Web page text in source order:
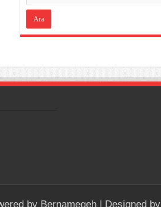
by Bernamegeh| Designed by